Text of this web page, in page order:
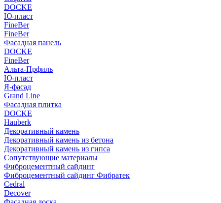
DOCKE
Ю-пласт
FineBer
FineBer
Фасадная панель
DOCKE
FineBer
Альта-Прфиль
Ю-пласт
Я-фасад
Grand Line
Фасадная плитка
DOCKE
Hauberk
Декоративный камень
Декоративный камень из бетона
Декоративный камень из гипса
Сопутствующие материалы
Фиброцементный сайдинг
Фиброцементный сайдинг Фибратек
Cedral
Decover